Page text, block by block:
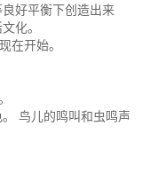
好平衡下创造出来
化。
在开始。
鸟儿的鸣叫和虫鸣声